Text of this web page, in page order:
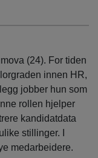
(24). For tiden
innen HR,
jobber hun som
rollen hjelper
kandidatdata
stillinger. I
medarbeidere.